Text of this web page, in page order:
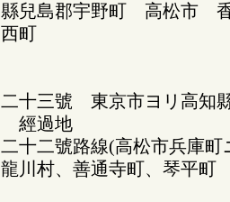
縣兒島郡宇野町 高松市
西町
二十三號 東京市ヨリ高知
經過地
二十二號路線(高松市兵庫
龍川村、善通寺町、琴平